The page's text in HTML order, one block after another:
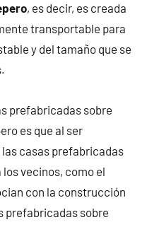
, es decir, es creada
transportable para
y del tamaño que se
prefabricadas sobre
es que al ser
casas prefabricadas
vecinos, como el
con la construcción
prefabricadas sobre